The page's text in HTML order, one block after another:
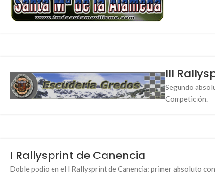
III
Segundo
Competición.
I Rallysprint de Canencia
Doble podio en el I Rallysprint de Canencia: primer absoluto